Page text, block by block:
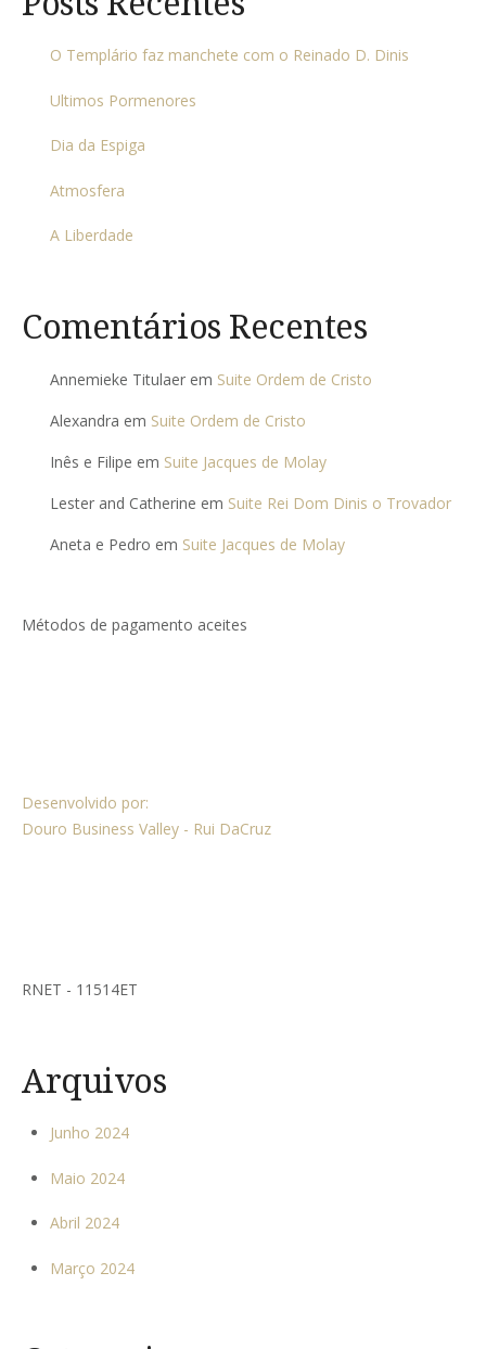
O Templário faz manchete com o Reinado D. Dinis
Ultimos Pormenores
Dia da Espiga
Atmosfera
A Liberdade
Comentários Recentes
Annemieke Titulaer em Suite Ordem de Cristo
Alexandra em Suite Ordem de Cristo
Inês e Filipe em Suite Jacques de Molay
Lester and Catherine em Suite Rei Dom Dinis o Trovador
Aneta e Pedro em Suite Jacques de Molay
Métodos de pagamento aceites
Desenvolvido por:
Douro Business Valley - Rui DaCruz
RNET - 11514ET
Arquivos
Junho 2024
Maio 2024
Abril 2024
Março 2024